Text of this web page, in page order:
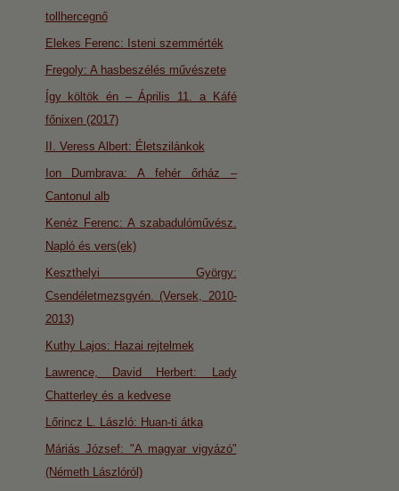
tollhercegnő
Elekes Ferenc: Isteni szemmérték
Fregoly: A hasbeszélés művészete
Így költök én – Április 11. a Káfé
főnixen (2017)
II. Veress Albert: Életszilánkok
Ion Dumbrava: A fehér őrház –
Cantonul alb
Kenéz Ferenc: A szabadulóművész.
Napló és vers(ek)
Keszthelyi György:
Csendéletmezsgyén. (Versek, 2010-
2013)
Kuthy Lajos: Hazai rejtelmek
Lawrence, David Herbert: Lady
Chatterley és a kedvese
Lőrincz L. László: Huan-ti átka
Máriás József: "A magyar vigyázó"
(Németh Lászlóról)